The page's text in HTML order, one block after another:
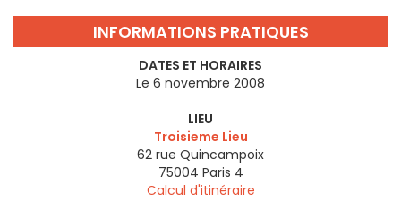
INFORMATIONS PRATIQUES
DATES ET HORAIRES
Le 6 novembre 2008
LIEU
Troisieme Lieu
62 rue Quincampoix
75004 Paris 4
Calcul d'itinéraire